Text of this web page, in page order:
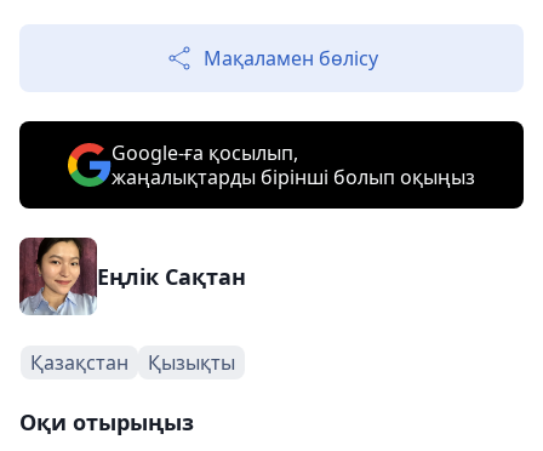
Мақаламен бөлісу
Google-ға қосылып,
жаңалықтарды бірінші болып оқыңыз
Еңлік Сақтан
Қазақстан Қызықты
Оқи отырыңыз